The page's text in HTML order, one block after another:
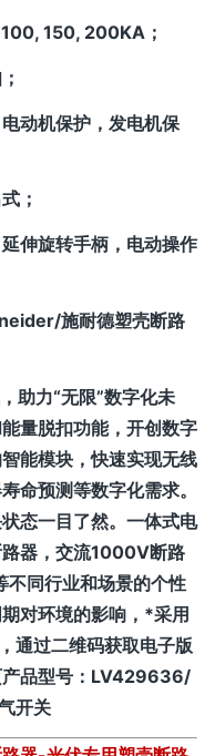
150, 200KA；
动机保护，发电机保
；
伸旋转手柄，电动操作
施耐德塑壳断路
助力“无限”数字化未
量脱扣功能，开创数字
能模块，快速实现无线
命预测等数字化需求。
态一目了然。一体式电
路器，交流1000V断路
不同行业和场景的个性
对环境的影响，*采用
通过二维码获取电子版
品型号： LV429636/
开关